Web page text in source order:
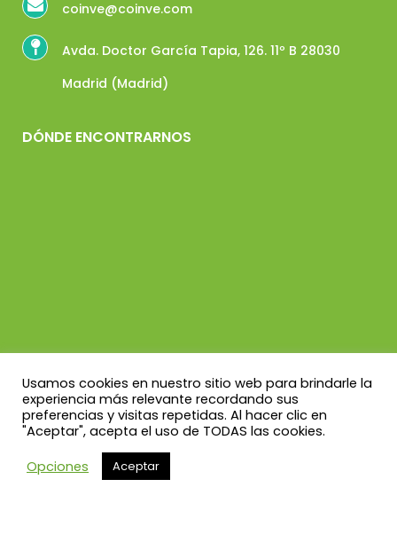
coinve@coinve.com
Avda. Doctor García Tapia, 126. 11º B 28030
Madrid (Madrid)
DÓNDE ENCONTRARNOS
COINVE S.A. 2014 © – Todos los Derechos Reservados |
Usamos cookies en nuestro sitio web para brindarle la
experiencia más relevante recordando sus
preferencias y visitas repetidas. Al hacer clic en
"Aceptar", acepta el uso de TODAS las cookies.
Opciones
Aceptar